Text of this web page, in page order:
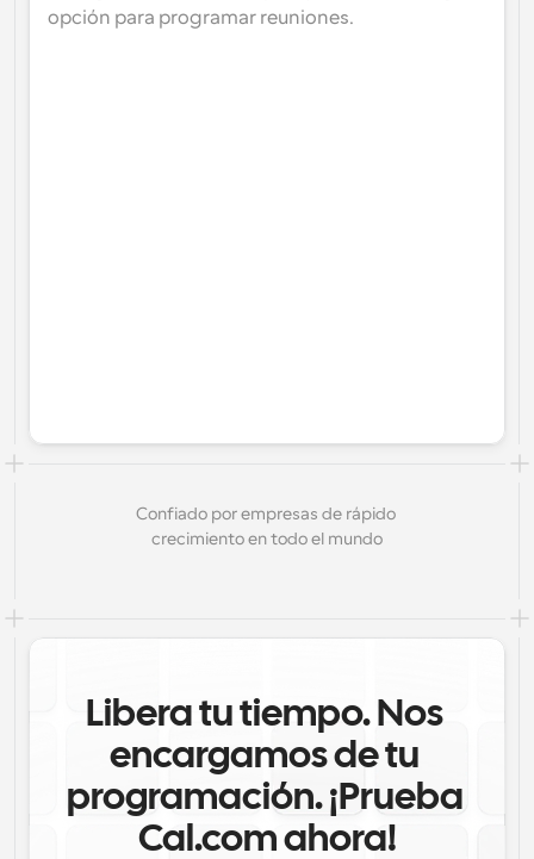
opción para programar reuniones.
Confiado por empresas de rápido
crecimiento en todo el mundo
Libera tu tiempo. Nos
encargamos de tu
programación. ¡Prueba
Cal.com ahora!